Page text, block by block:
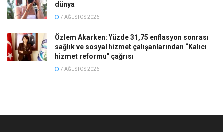
dünya
7 AĞUSTOS 2026
Özlem Akarken: Yüzde 31,75 enflasyon sonrası
sağlık ve sosyal hizmet çalışanlarından “Kalıcı
hizmet reformu” çağrısı
7 AĞUSTOS 2026